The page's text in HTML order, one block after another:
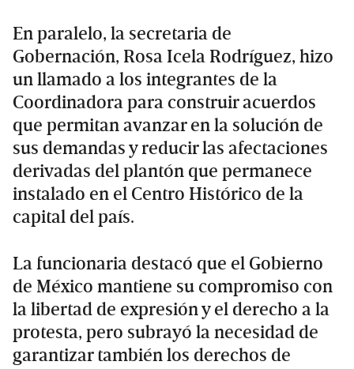
En paralelo, la secretaria de
Gobernación, Rosa Icela Rodríguez, hizo
un llamado a los integrantes de la
Coordinadora para construir acuerdos
que permitan avanzar en la solución de
sus demandas y reducir las afectaciones
derivadas del plantón que permanece
instalado en el Centro Histórico de la
capital del país.
La funcionaria destacó que el Gobierno
de México mantiene su compromiso con
la libertad de expresión y el derecho a la
protesta, pero subrayó la necesidad de
garantizar también los derechos de